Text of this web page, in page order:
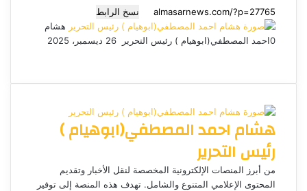
نسخ الرابط
هشام
احمد المصطفي(ابوهيام ) رئيس التحرير
أ
ل
ر
د
إ
ل
26 ديسمبر، 2025
0
س
و
ك
س
ج
ر
س
ج
ر
ت
ا
ب
ل
ر
ا
هشام احمد المصطفي(ابوهيام )
رئيس التحرير
من أبرز المنصات الإلكترونية المخصصة لنقل الأخبار وتقديم
المحتوى الإعلامي المتنوع والشامل. تهدف هذه المنصة إلى توفير